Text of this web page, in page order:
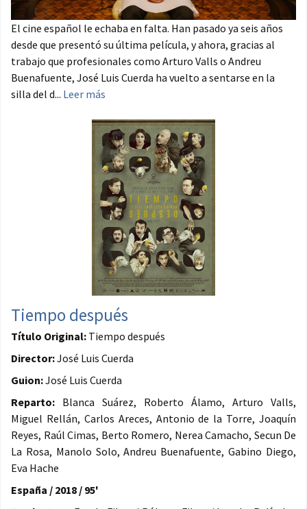
El cine español le echaba en falta. Han pasado ya seis años
desde que presentó su última película, y ahora, gracias al
trabajo que profesionales como Arturo Valls o Andreu
Buenafuente, José Luis Cuerda ha vuelto a sentarse en la
silla del d... Leer más
Tiempo después
Título Original: Tiempo después
Director:José Luis Cuerda
Guion:José Luis Cuerda
Reparto: Blanca Suárez, Roberto Álamo, Arturo Valls,
Miguel Rellán, Carlos Areces, Antonio de la Torre, Joaquín
Reyes, Raúl Cimas, Berto Romero, Nerea Camacho, Secun De
La Rosa, Manolo Solo, Andreu Buenafuente, Gabino Diego,
Eva Hache
España / 2018 / 95'